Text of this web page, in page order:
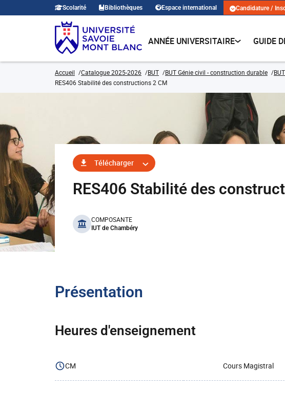
Scolarité Bibliothèques Espace international Candidature /
ANNÉE UNIVERSITAIRE GUIDE
Accueil Catalogue 2025-2026 BUT BUT Génie civil - construction durable
RES406 Stabilité des constructions 2 CM
Télécharger
RES406 Stabilité des
benefits
COMPOSANTE
IUT de Chambéry
Présentation
Heures d'enseignement
CM Cours Magistral